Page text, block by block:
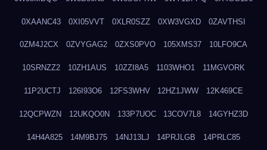
0XAANC43 0XI05VVT 0XLR0SZZ 0XW3VGXD 0ZAVTHSI
0ZM4J2CX 0ZVYGAG2 0ZXS0PVO 105XMS37 10LFO9CA
10SRNZZ2 10ZH1AUS 10ZZI8A5 1103WHO1 11MGVORK
11P2UCTJ 126I93O6 12FS3WHV 12HZ1JWW 12K469CE
12QCPWZN 12UKQO0N 133P7UOC 13COV7L8 14GYHZ3D
14H4A825 14M9BJ75 14NJ13LJ 14PRJLGB 14PRLC85